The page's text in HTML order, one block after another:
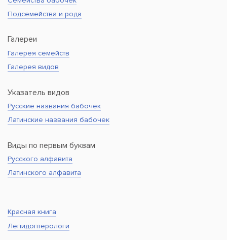
Подсемейства и рода
Галереи
Галерея семейств
Галерея видов
Указатель видов
Русские названия бабочек
Латинские названия бабочек
Виды по первым буквам
Русского алфавита
Латинского алфавита
Красная книга
Лепидоптерологи